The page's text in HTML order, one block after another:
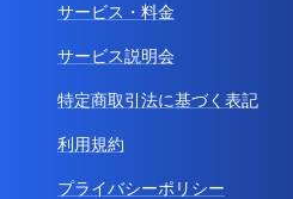
サービス・料金
サービス説明会
特定商取引法に基づく表記
利用規約
プライバシーポリシー